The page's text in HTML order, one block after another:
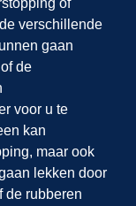
verschillende
gaan
de
voor u te
kan
maar ook
lekken door
de rubberen